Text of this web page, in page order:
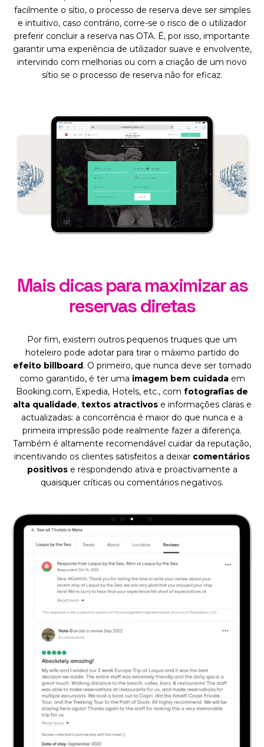
facilmente o sítio, o processo de reserva deve ser simples
e intuitivo, caso contrário, corre-se o risco de o utilizador
preferir concluir a reserva nas OTA. É, por isso, importante
garantir uma experiência de utilizador suave e envolvente,
intervindo com melhorias ou com a criação de um novo
sítio se o processo de reserva não for eficaz.
Mais dicas para maximizar as
reservas diretas
Por fim, existem outros pequenos truques que um
hoteleiro pode adotar para tirar o máximo partido do
efeito billboard. O primeiro, que nunca deve ser tomado
como garantido, é ter uma imagem bem cuidadaem
Booking.com, Expedia, Hotels, etc., com fotografias de
alta qualidade, textos atractivose informações claras e
actualizadas: a concorrência é maior do que nunca e a
primeira impressão pode realmente fazer a diferença.
Também é altamente recomendável cuidar da reputação,
incentivando os clientes satisfeitos a deixar comentários
positivose respondendo ativa e proactivamente a
quaisquer críticas ou comentários negativos.